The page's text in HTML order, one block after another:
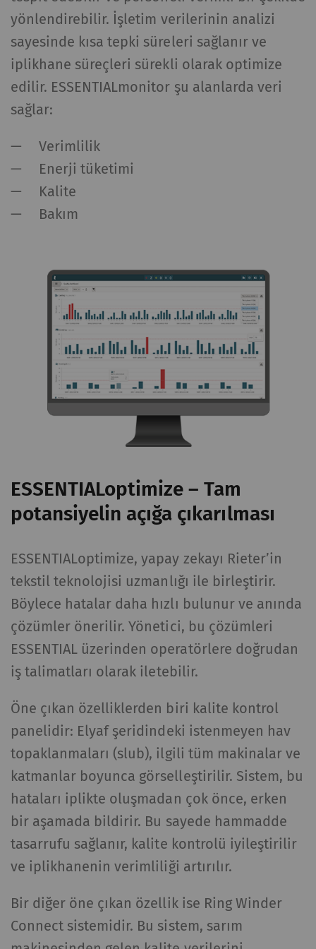
yönlendirebilir. İşletim verilerinin analizi
sayesinde kısa tepki süreleri sağlanır ve
iplikhane süreçleri sürekli olarak optimize
edilir. ESSENTIALmonitor şu alanlarda veri
sağlar:
Verimlilik
Enerji tüketimi
Kalite
Bakım
ESSENTIALoptimize – Tam
potansiyelin açığa çıkarılması
ESSENTIALoptimize, yapay zekayı Rieter’in
tekstil teknolojisi uzmanlığı ile birleştirir.
Böylece hatalar daha hızlı bulunur ve anında
çözümler önerilir. Yönetici, bu çözümleri
ESSENTIAL üzerinden operatörlere doğrudan
iş talimatları olarak iletebilir.
Öne çıkan özelliklerden biri kalite kontrol
panelidir: Elyaf şeridindeki istenmeyen hav
topaklanmaları (slub), ilgili tüm makinalar ve
katmanlar boyunca görselleştirilir. Sistem, bu
hataları iplikte oluşmadan çok önce, erken
bir aşamada bildirir. Bu sayede hammadde
tasarrufu sağlanır, kalite kontrolü iyileştirilir
ve iplikhanenin verimliliği artırılır.
Bir diğer öne çıkan özellik ise Ring Winder
Connect sistemidir. Bu sistem, sarım
kartlar) web sitemizde de görüntülemek ve
çoğaltmaktır.
Ad ve
soyadı
Amaç Süre Tip
yerleştirmek için
YouTube kullanımına
izin verir. YouTube'un
seçeneği
etkinleştirirseniz
IP adresinizi) harici
sunucuya aktarır.
Rieter'in bu eylem
üzerinde hiçbir kontrolü
yoktur. Daha fazla bilgi
için lütfen Google
Privacy policy
veCookie